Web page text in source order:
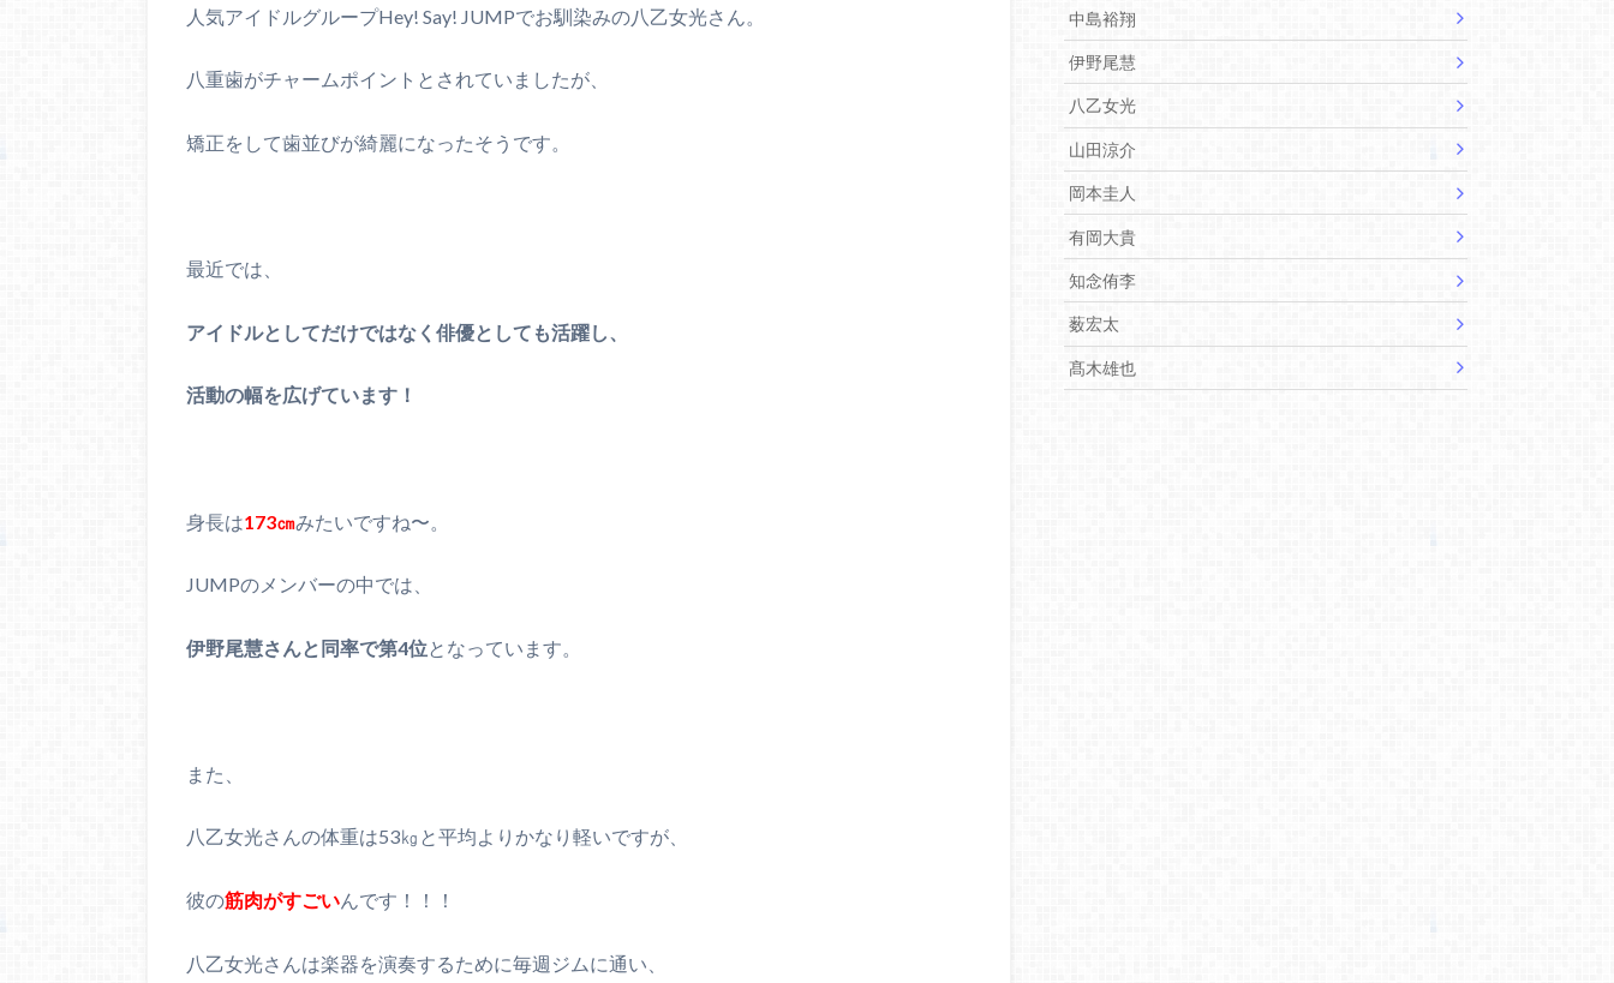
人気アイドルグループHey! Say! JUMPでお馴染みの八乙女光さん。
八重歯がチャームポイントとされていましたが、
矯正をして歯並びが綺麗になったそうです。
最近では、
アイドルとしてだけではなく俳優としても活躍し、
活動の幅を広げています！
身長は173㎝みたいですね〜。
JUMPのメンバーの中では、
伊野尾慧さんと同率で第4位となっています。
また、
八乙女光さんの体重は53㎏と平均よりかなり軽いですが、
彼の筋肉がすごいんです！！！
八乙女光さんは楽器を演奏するために毎週ジムに通い、
中島裕翔
伊野尾慧
八乙女光
山田涼介
岡本圭人
有岡大貴
知念侑李
薮宏太
髙木雄也